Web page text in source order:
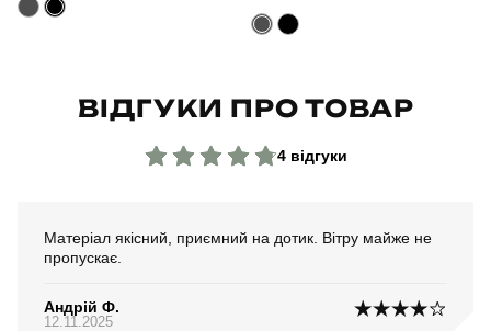
ВІДГУКИ ПРО ТОВАР
4 відгуки
Матеріал якісний, приємний на дотик. Вітру майже не
пропускає.
Андрій Ф.
12.11.2025